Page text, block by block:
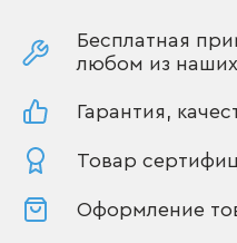
Бесплатная
любом из
Гарантия,
Товар
Оформление